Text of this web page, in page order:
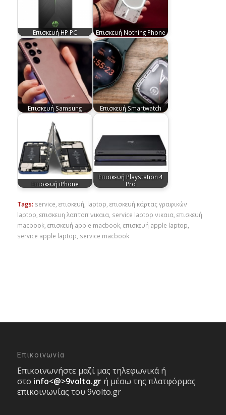
Επισκευή HP PC Επισκευή Nothing Phone
Επισκευή Samsung Επισκευή Smartwatch
Επισκευή iPhone
Επισκευή Playstation 4
Pro
Tags: service επισκευή laptop επισκευή κάρτας γραφικών
laptop επισκευη λαπτοπ νικαια service laptop νικαια επισκευή
macbook, επισκευή apple macbook, επισκευή apple laptop
service apple laptop service macbook
Επικοινωνία
Επικοινωνήστε μαζί μας τηλεφωνικά ή
στο info<@>9volto.gr ή μέσω της πλατφόρμας
επικοινωνίας του 9volto.gr